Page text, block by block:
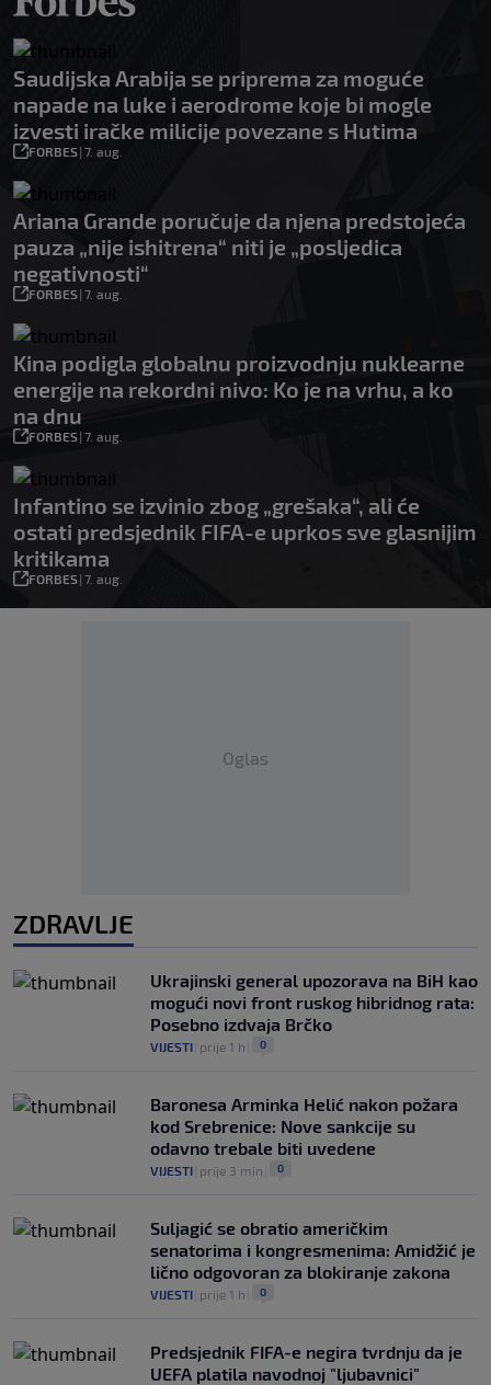
Saudijska Arabija se priprema za moguće
napade na luke i aerodrome koje bi mogle
izvesti iračke milicije povezane s Hutima
FORBES| 7. aug.
Ariana Grande poručuje da njena predstojeća
pauza „nije ishitrena“ niti je „posljedica
negativnosti“
FORBES| 7. aug.
Kina podigla globalnu proizvodnju nuklearne
energije na rekordni nivo: Ko je na vrhu, a ko
na dnu
FORBES| 7. aug.
Infantino se izvinio zbog „grešaka“, ali će
ostati predsjednik FIFA-e uprkos sve glasnijim
kritikama
FORBES| 7. aug.
Oglas
ZDRAVLJE
Ukrajinski general upozorava na BiH kao
mogući novi front ruskog hibridnog rata:
Posebno izdvaja Brčko
VIJESTI prije 1 h 0
Baronesa Arminka Helić nakon požara
kod Srebrenice: Nove sankcije su
odavno trebale biti uvedene
VIJESTI prije 3 min 0
Suljagić se obratio američkim
senatorima i kongresmenima: Amidžić je
lično odgovoran za blokiranje zakona
VIJESTI prije 1 h 0
Predsjednik FIFA-e negira tvrdnju da je
UEFA platila navodnoj "ljubavnici"